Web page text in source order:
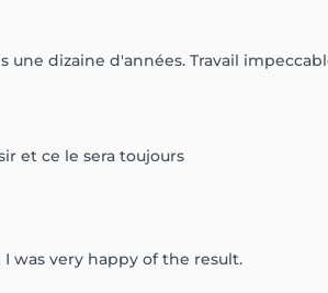
une dizaine d'années. Travail
et ce le sera toujours
was very happy of the result.